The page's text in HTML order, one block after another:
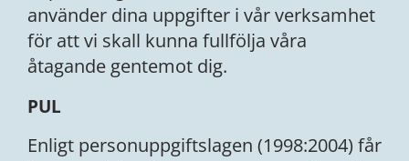
använder dina uppgifter i vår verksamhet
för att vi skall kunna fullfölja våra
åtagande gentemot dig.
PUL
Enligt personuppgiftslagen (1998:2004) får